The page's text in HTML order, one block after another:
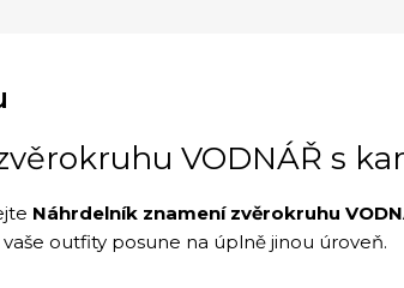
VODNÁŘ s
Náhrdelník znamení zvěrokruhu
vaše outfity posune na úplně jinou úroveň.